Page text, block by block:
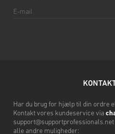
Har du brug for hjælp til din ordre
Kontakt vores kundeservice via
support@supportprofessionals.net
alle andre muligheder: